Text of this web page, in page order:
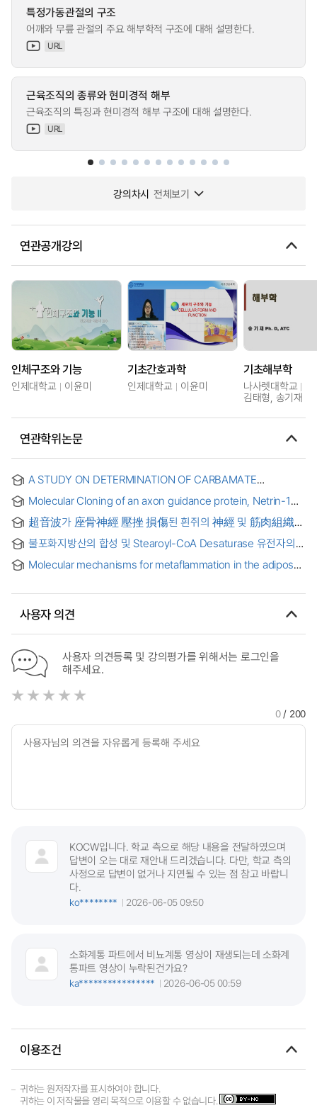
특정가동관절의 구조
어깨와 무릎 관절의 주요 해부학적 구조에 대해 설명한다.
URL
근육조직의 종류와 현미경적 해부
근육조직의 특징과 현미경적 해부 구조에 대해 설명한다.
URL
강의차시 전체보기
연관공개강의
인체구조와 기능
인제대학교 이윤미
기초간호과학
인제대학교 이윤미
기초해부학
나사렛대학교
김태형, 송기재
연관학위논문
A STUDY ON DETERMINATION OF CARBAMATE
LIQUID-LIQUID PARTITIONING AND GEL PERMEATION
CHROMATOGRAPH : 쇠고기의 근육 및 지방조직에서의
카바메이트 잔류농약 분석을 위한 액체-액체 분배법과 겔
크로마토그래피를 이용한 분석방법 연구
Molecular Cloning of an axon guidance protein, Netrin-1
cDNA obtained from Embryonic Chicken Brain and Skeletal
Muscle Tissues : 계배 뇌와 근육 조직에서 신경축색돌기
유도단백질 Netrin-1의 cDNA 클로닝
超音波가 座骨神經 壓挫 損傷된 흰쥐의 神經 및 筋肉組織에
불포화지방산의 합성 및 Stearoyl-CoA Desaturase 유전자의
Monounsaturated Fatty Acids and the Expression of
Molecular mechanisms for metaflammation in the adipose
사용자 의견
사용자 의견등록 및 강의평가를 위해서는 로그인을
해주세요.
0/ 200
KOCW입니다. 학교 측으로 해당 내용을 전달하였으며
답변이 오는 대로 재안내 드리겠습니다. 다만, 학교 측의
사정으로 답변이 없거나 지연될 수 있는 점 참고 바랍니
다.
ko********
2026-06-05 09:50
소화계통 파트에서 비뇨계통 영상이 재생되는데 소화계
통파트 영상이 누락된건가요?
ka****************
2026-06-05 00:59
이용조건
귀하는 원저작자를 표시하여야 합니다.
귀하는 이 저작물을 영리 목적으로 이용할 수 없습니다.